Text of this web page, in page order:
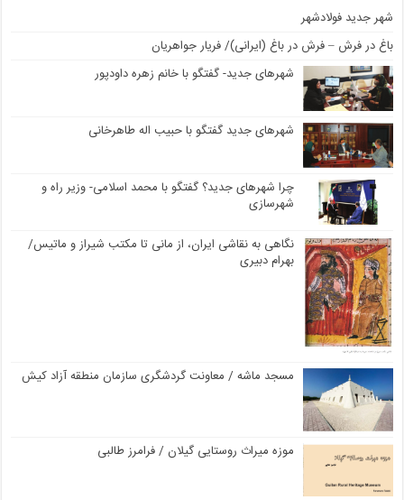
شهر جدید فولادشهر
باغ در فرش – فرش در باغ (ایرانی)/ فریار جواهریان
شهرهای جدید- گفتگو با خانم زهره داودپور
شهرهای جدید گفتگو با حبیب اله طاهرخانی
چرا شهرهای جدید؟ گفتگو با محمد اسلامی- وزیر راه و
شهرسازی
نگاهی به نقاشی ایران، از مانی تا مکتب شیراز و ماتیس/
بهرام دبیری
مسجد ماشه / معاونت گردشگری سازمان منطقه آزاد کیش
موزه میراث روستایی گیلان / فرامرز طالبی